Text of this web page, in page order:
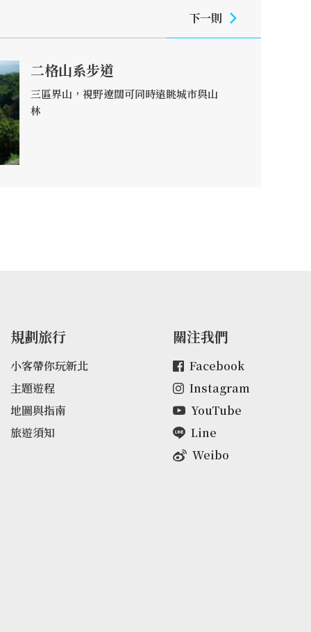
下一則
二格山系步道
三區界山，視野遼闊可同時遠眺城市與山
林
規劃旅行
小客帶你玩新北
主題遊程
地圖與指南
旅遊須知
關注我們
Facebook
Instagram
YouTube
Line
Weibo